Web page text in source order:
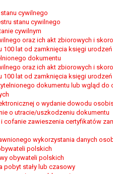
cywilnego
stanu cywilnego
cywilnym
oraz ich akt zbiorowych i
lat od zamknięcia księgi
dokumentu
oraz ich akt zbiorowych i
lat od zamknięcia księgi
dokumentu lub wgląd do
o wydanie dowodu
o utracie/uszkodzeniu dokumentu
cofanie zawieszenia certyfikatów
wykorzystania danych
polskich
obywateli polskich
pobyt stały lub czasowy